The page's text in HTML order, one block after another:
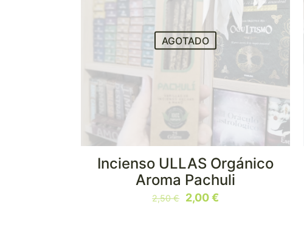
AGOTADO
Incienso ULLAS Orgánico
Aroma Pachuli
2,50€
El
2,00€